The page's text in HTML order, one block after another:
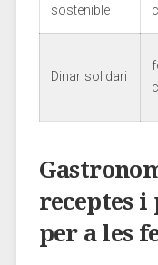
‌sostenible
Dinar solidari
receptes i
per⁢ a les